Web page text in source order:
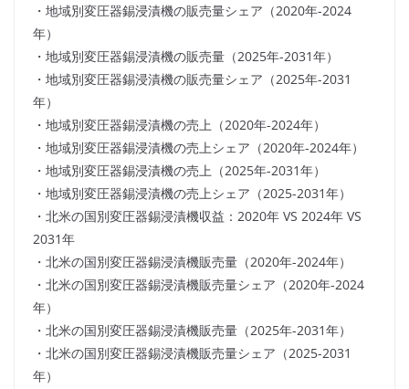
・地域別変圧器錫浸漬機の販売量シェア（2020年-2024
年）
・地域別変圧器錫浸漬機の販売量（2025年-2031年）
・地域別変圧器錫浸漬機の販売量シェア（2025年-2031
年）
・地域別変圧器錫浸漬機の売上（2020年-2024年）
・地域別変圧器錫浸漬機の売上シェア（2020年-2024年）
・地域別変圧器錫浸漬機の売上（2025年-2031年）
・地域別変圧器錫浸漬機の売上シェア（2025-2031年）
・北米の国別変圧器錫浸漬機収益：2020年 VS 2024年 VS
2031年
・北米の国別変圧器錫浸漬機販売量（2020年-2024年）
・北米の国別変圧器錫浸漬機販売量シェア（2020年-2024
年）
・北米の国別変圧器錫浸漬機販売量（2025年-2031年）
・北米の国別変圧器錫浸漬機販売量シェア（2025-2031
年）